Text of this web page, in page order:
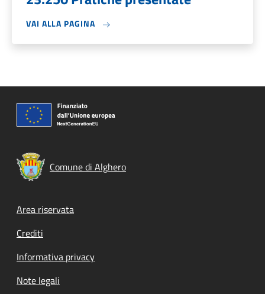
VAI ALLA PAGINA
Comune di Alghero
Footer menu
Area riservata
Crediti
Informativa privacy
Note legali